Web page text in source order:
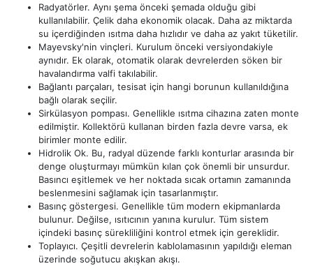
Radyatörler. Aynı şema önceki şemada olduğu gibi
kullanılabilir. Çelik daha ekonomik olacak. Daha az miktarda
su içerdiğinden ısıtma daha hızlıdır ve daha az yakıt tüketilir.
Mayevsky'nin vinçleri. Kurulum önceki versiyondakiyle
aynıdır. Ek olarak, otomatik olarak devrelerden söken bir
havalandırma valfi takılabilir.
Bağlantı parçaları, tesisat için hangi borunun kullanıldığına
bağlı olarak seçilir.
Sirkülasyon pompası. Genellikle ısıtma cihazına zaten monte
edilmiştir. Kollektörü kullanan birden fazla devre varsa, ek
birimler monte edilir.
Hidrolik Ok. Bu, radyal düzende farklı konturlar arasında bir
denge oluşturmayı mümkün kılan çok önemli bir unsurdur.
Basıncı eşitlemek ve her noktada sıcak ortamın zamanında
beslenmesini sağlamak için tasarlanmıştır.
Basınç göstergesi. Genellikle tüm modern ekipmanlarda
bulunur. Değilse, ısıtıcının yanına kurulur. Tüm sistem
içindeki basınç sürekliliğini kontrol etmek için gereklidir.
Toplayıcı. Çeşitli devrelerin kablolamasının yapıldığı eleman
üzerinde soğutucu akışkan akışı.